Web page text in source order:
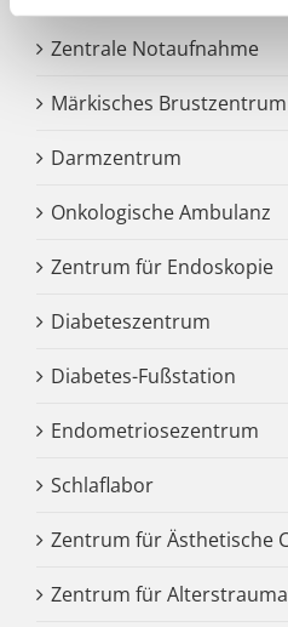
Zentrale Notaufnahme
Märkisches Brustzentrum
Darmzentrum
Onkologische Ambulanz
Zentrum für Endoskopie
Diabeteszentrum
Diabetes-Fußstation
Endometriosezentrum
Schlaflabor
Zentrum für Ästhetische
Zentrum für